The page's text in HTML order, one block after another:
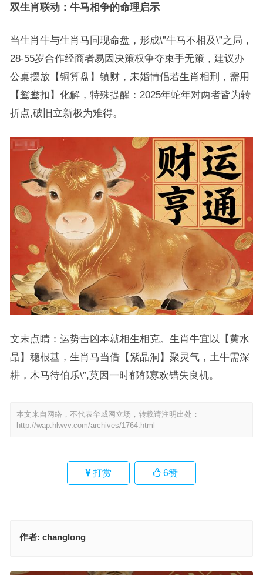
双生肖联动：牛马相争的命理启示
当生肖牛与生肖马同现命盘，形成\”牛马不相及\”之局，
28-55岁合作经商者易因决策权争夺束手无策，建议办
公桌摆放【铜算盘】镇财，未婚情侣若生肖相刑，需用
【鸳鸯扣】化解，特殊提醒：2025年蛇年对两者皆为转
折点,破旧立新极为难得。
文末点睛：运势吉凶本就相生相克。生肖牛宜以【黄水
晶】稳根基，生肖马当借【紫晶洞】聚灵气，土牛需深
耕，木马待伯乐\”,莫因一时郁郁寡欢错失良机。
本文来自网络，不代表华威网立场，转载请注明出处：
http://wap.hlwvv.com/archives/1764.html
打赏 6赞
作者: changlong